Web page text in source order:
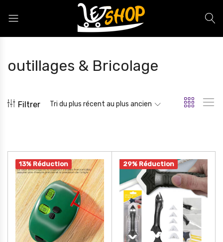
outillages & Bricolage
Filtrer Tri du plus récent au plus ancien
13% Réduction 29% Réduction